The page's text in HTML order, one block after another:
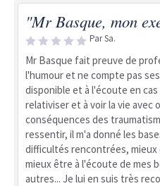
"Mr Basque, mon
Par Sa.
Mr Basque fait preuve de
l'humour et ne compte pas
disponible et à l'écoute en cas
relativiser et à voir la vie avec
conséquences des
ressentir, il m'a donné les
difficultés rencontrées,
mieux être à l'écoute de mes
autres... Je lui en suis très